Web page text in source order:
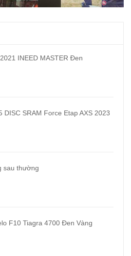
INEED MASTER Đen
DISC SRAM Force Etap AXS 2023
sau thường
F10 Tiagra 4700 Đen Vàng